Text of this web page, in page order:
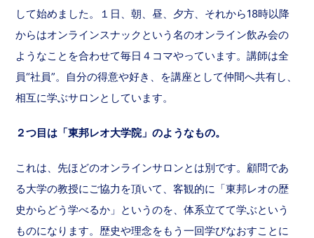
して始めました。１日、朝、昼、夕方、それから18時以降
からはオンラインスナックという名のオンライン飲み会の
ようなことを合わせて毎日４コマやっています。講師は全
員“社員”。自分の得意や好き、を講座として仲間へ共有し、
相互に学ぶサロンとしています。
２つ目は「東邦レオ大学院」のようなもの。
これは、先ほどのオンラインサロンとは別です。顧問であ
る大学の教授にご協力を頂いて、客観的に「東邦レオの歴
史からどう学べるか」というのを、体系立てて学ぶという
ものになります。歴史や理念をもう一回学びなおすことに